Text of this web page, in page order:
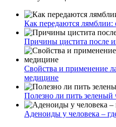
Как передаются лямблии:
Причины цистита после
Свойства и применение
медицине
Полезно ли пить зеленый
Аденоиды у человека –